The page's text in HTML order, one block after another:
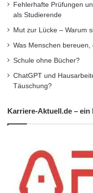
Fehlerhafte Prüfungen
als Studierende
Mut zur Lücke – Warum
Was Menschen
Schule ohne Bücher?
ChatGPT und
Täuschung?
Karriere-Aktuell.de – ein